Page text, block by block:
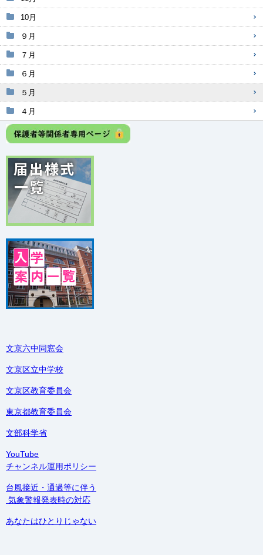
10月
９月
７月
６月
５月
４月
文京六中同窓会
文京区立中学校
文京区教育委員会
東京都教育委員会
文部科学省
YouTube
チャンネル運用ポリシー
台風接近・通過等に伴う
気象警報発表時の対応
あなたはひとりじゃない